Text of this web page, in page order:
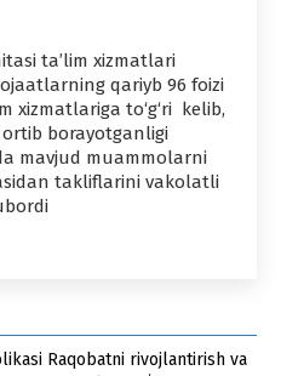
ta’lim xizmatlari
qariyb 96 foizi
xizmatlariga to‘g‘ri kelib,
borayotganligi
mavjud muammolarni
takliflarini vakolatli
Raqobatni rivojlantirish va